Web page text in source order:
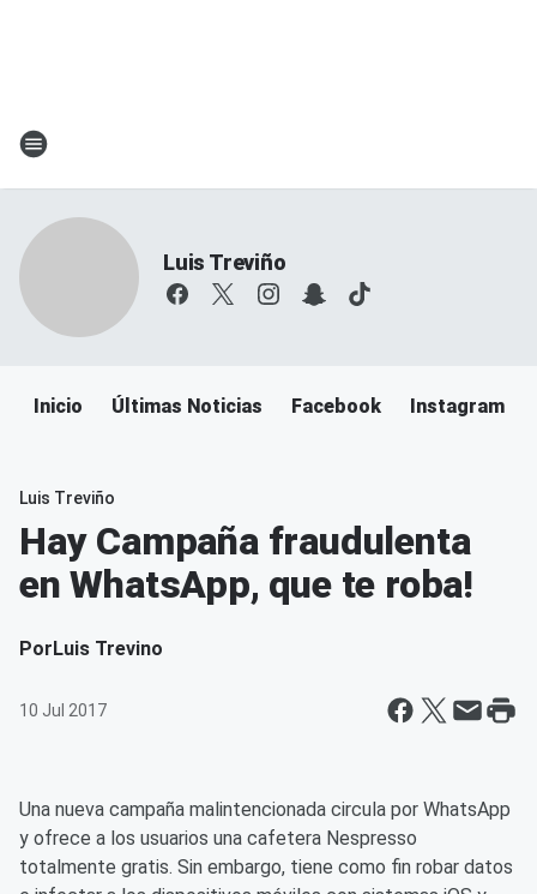
Luis Treviño
Inicio Últimas Noticias Facebook Instagram
Luis Treviño
Hay Campaña fraudulenta
en WhatsApp, que te roba!
PorLuis Trevino
10 Jul 2017
Una nueva campaña malintencionada circula por WhatsApp
y ofrece a los usuarios una cafetera Nespresso
totalmente gratis. Sin embargo, tiene como fin robar datos